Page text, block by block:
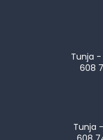
Tunja
608
Tunja